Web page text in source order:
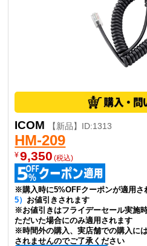
ICOM 【新品】ID:1313
HM-209
¥9,350 (税込)
※購入時に5%OFFクーポンが適用さ
5） お値引きされます
※お値引きはフライデーセール実施
ただいた場合にのみ適用されます
※時間外の購入、実店舗での購入に
されませんのでご了承ください